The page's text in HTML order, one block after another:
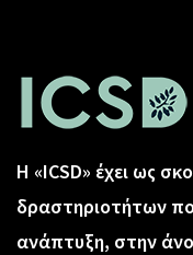
Η «ICSD» έχει ως
δραστηριοτήτων
ανάπτυξη, στην